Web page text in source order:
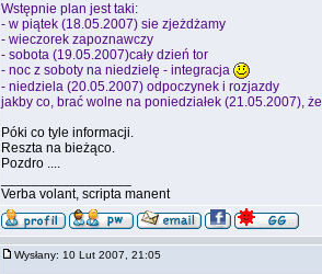
Wstępnie plan jest taki:
- w piątek (18.05.2007) sie zjeżdżamy
- wieczorek zapoznawczy
- sobota (19.05.2007)cały dzień tor
- noc z soboty na niedzielę - integracja
- niedziela (20.05.2007) odpoczynek i rozjazdy
jakby co, brać wolne na poniedziałek (21.05.2007),
Póki co tyle informacji.
Reszta na bieżąco.
Pozdro ....
Verba volant, scripta manent
Wysłany: 10 Lut 2007, 21:05